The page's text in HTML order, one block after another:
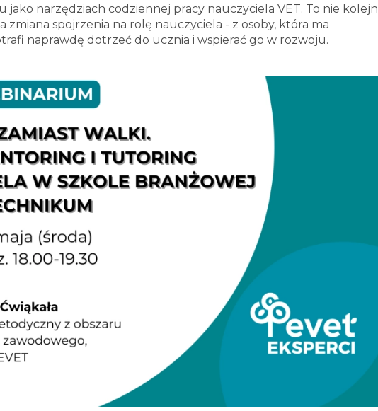
narzędziach codziennej pracy nauczyciela VET. To nie
spojrzenia na rolę nauczyciela - z osoby, która ma
naprawdę dotrzeć do ucznia i wspierać go w rozwoju.